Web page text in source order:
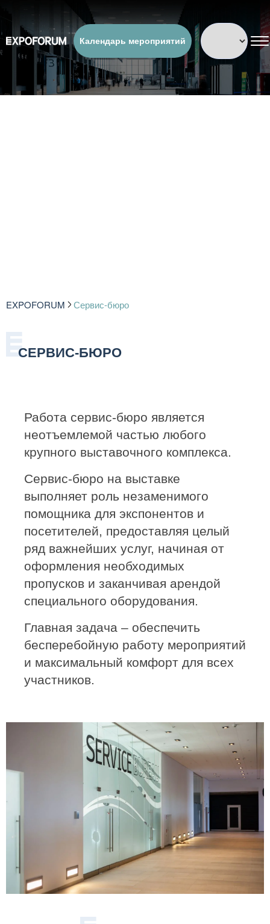
Календарь мероприятий
EXPOFORUM Сервис-бюро
СЕРВИС-БЮРО
Работа сервис-бюро является
неотъемлемой частью любого
крупного выставочного комплекса.
Сервис-бюро на выставке
выполняет роль незаменимого
помощника для экспонентов и
посетителей, предоставляя целый
ряд важнейших услуг, начиная от
оформления необходимых
пропусков и заканчивая арендой
специального оборудования.
Главная задача – обеспечить
бесперебойную работу мероприятий
и максимальный комфорт для всех
участников.